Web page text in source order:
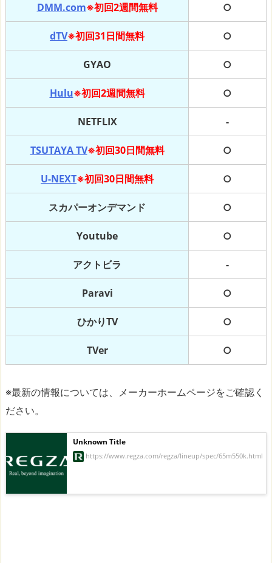
DMM.com※初回2週間無料 ○
dTV※初回31日間無料 ○
GYAO ○
Hulu※初回2週間無料 ○
NETFLIX -
TSUTAYA TV※初回30日間無料 ○
U-NEXT※初回30日間無料 ○
スカパーオンデマンド ○
Youtube ○
アクトビラ -
Paravi ○
ひかりTV ○
TVer ○
※最新の情報については、メーカーホームページをご確認く
ださい。
Unknown Title
https://www.regza.com/regza/lineup/spec/65m550k.html